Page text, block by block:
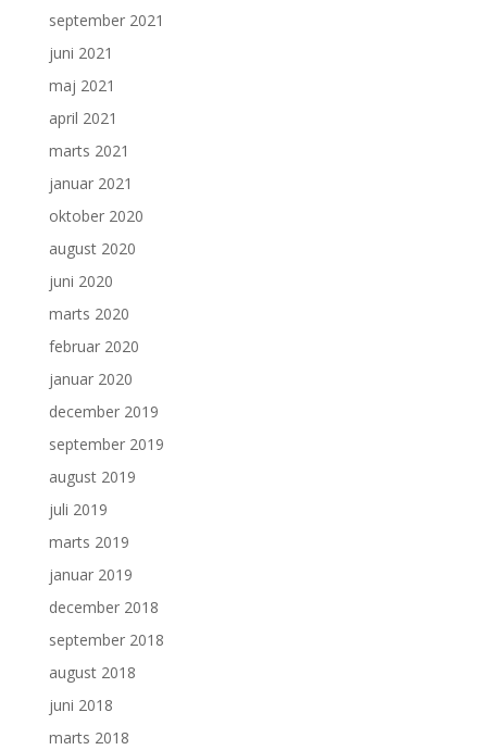
september 2021
juni 2021
maj 2021
april 2021
marts 2021
januar 2021
oktober 2020
august 2020
juni 2020
marts 2020
februar 2020
januar 2020
december 2019
september 2019
august 2019
juli 2019
marts 2019
januar 2019
december 2018
september 2018
august 2018
juni 2018
marts 2018